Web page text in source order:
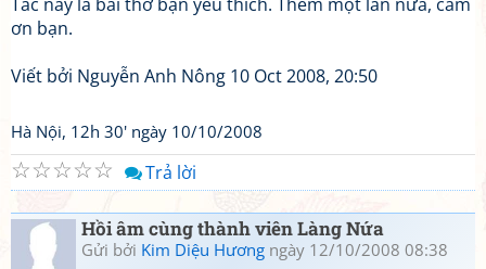
ơn bạn.
Viết bởi Nguyễn Anh Nông 10 Oct 2008, 20:50
Hà Nội, 12h 30' ngày 10/10/2008
☆
☆
☆
☆
☆ Trả lời
Hồi âm cùng thành viên Làng Nứa
Gửi bởi Kim Diệu Hương ngày 12/10/2008 08:38